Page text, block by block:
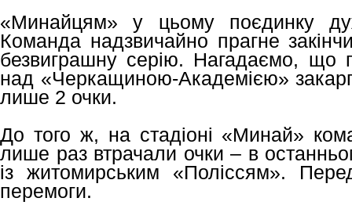
«Минайцям» у цьому поєдинку
Команда надзвичайно прагне
безвиграшну серію. Нагадаємо, що
над «Черкащиною-Академією»
лише 2 очки.
До того ж, на стадіоні «Минай»
лише раз втрачали очки – в
із житомирським «Поліссям».
перемоги.